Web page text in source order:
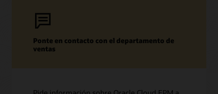
Ponte en contacto con el departamento de
ventas